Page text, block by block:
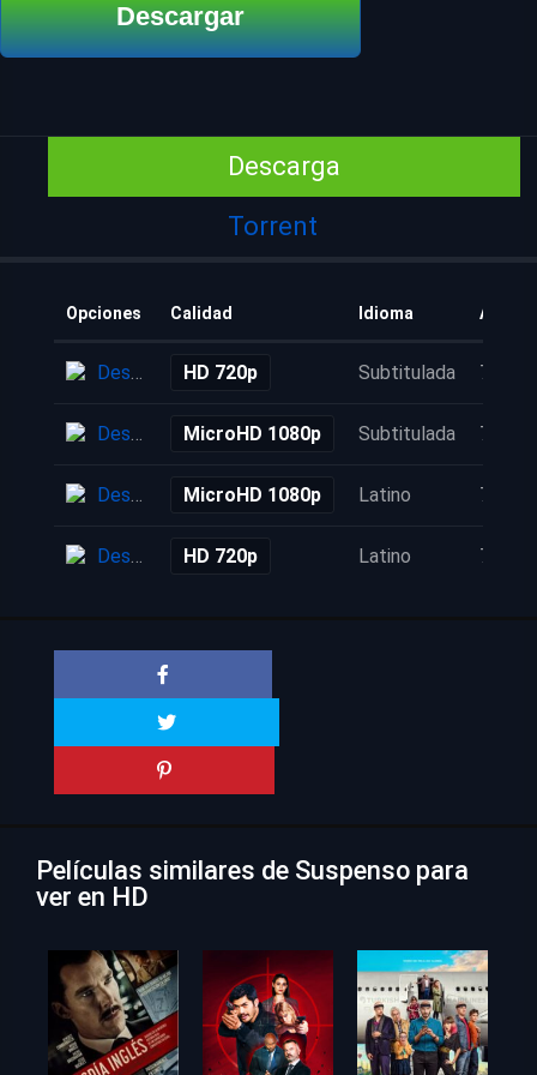
Descargar
Descarga
Torrent
Opciones Calidad Idioma
Descarga HD 720p Subtitulada 7 años
Descarga MicroHD 1080p Subtitulada 7 años
Descarga MicroHD 1080p Latino 7 años
Descarga HD 720p Latino 7 años
Películas similares de Suspenso para
ver en HD